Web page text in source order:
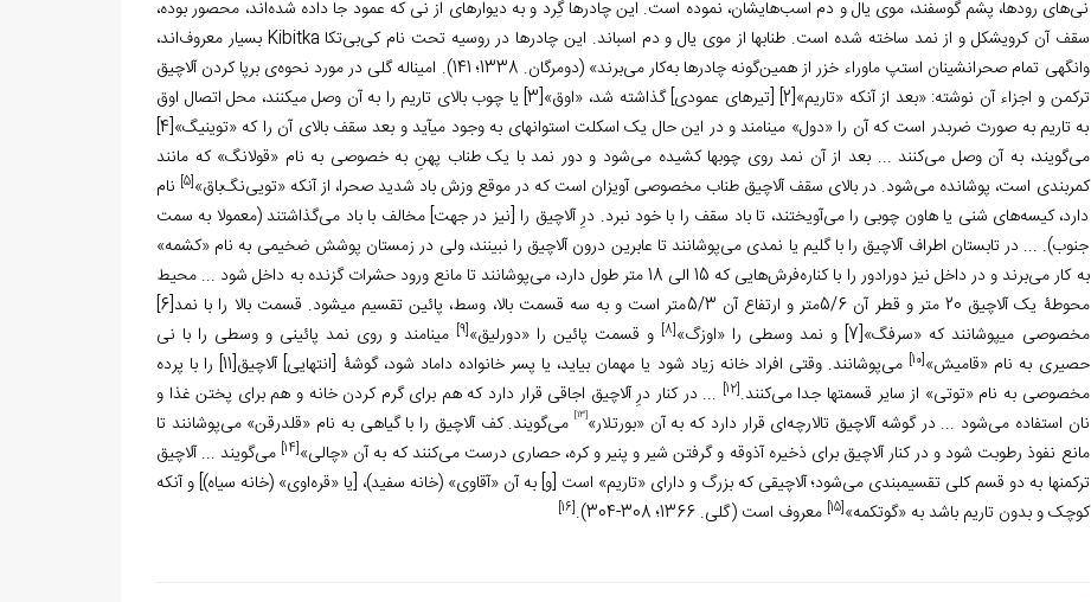
نی­‌های رودها، پشم گوسفند، موی یال و دم اسب­‌هایشان، نموده است. این چادرها گِرد و به دیواره­ای از نی که عمود جا داده شده‌­اند، محصور بوده،
سقف آن کروی­شکل و از نمد ساخته شده است. طناب­ها از موی یال و دم اسب­اند. این چادرها در روسیه تحت نام کی­‌بی­‌تکاKibitka بسیار معروف‌­اند،
وانگهی تمام صحرانشینان استپ ماوراء خزر از همین­‌گونه چادرها به­‌کار می‌­برند» (دومرگان. 1338؛ 141). امین­اله گلی در مورد نحوه‌­ی برپا کردن آلاچیق
ترکمن و اجزاء آن نوشته: «بعد از آن­که «تاریم»[2] [تیرهای عمودی] گذاشته شد، «اوق»[3] یا چوب بالای تاریم را به آن وصل می­کنند، محل اتصال اوق
به تاریم به صورت ضربدر است که آن را «دول» می­نامند و در این حال یک اسکلت استوانه­ای به وجود می­آید و بعد سقف بالای آن را که «توی­نیگ»[4]
می­‌گویند، به آن وصل می­‌کنند ... بعد از آن نمد روی چوب­ها کشیده می‌­شود و دور نمد با یک طناب پهنِ به ­خصوصی به نام «قولانگ» که مانند
کمربندی است، پوشانده می­‌شود. در بالای سقف آلاچیق طناب مخصوصی آویزان است که در موقع وزش باد شدید صحرا، از آن­که «تویی­‌نگ­‌باق»[5]
نام
دارد، کیسه­‌های شنی یا هاون چوبی را می­‌آویختند، تا باد سقف را با خود نبرد. درِ آلاچیق را [نیز در جهت] مخالف با باد می­‌گذاشتند (معمولا به سمت
جنوب). ... در تابستان اطراف آلاچیق را با گلیم یا نمدی می­‌پوشانند تا عابرین درون آلاچیق را نبینند، ولی در زمستان پوشش ضخیمی به نام «کشمه»
به کار می­‌برند و در داخل نیز دورادور را با کناره‌­فرش­‌هایی که 15 الی 18 متر طول دارد، می­‌پوشانند تا مانع ورود حشرات گزنده به داخل شود ... محیط
محوطۀ یک آلاچیق 20 متر و قطر آن 5/6متر و ارتفاع آن 5/3متر است و به سه قسمت بالا، وسط، پائین تقسیم می­شود. قسمت بالا را با نمد
[6]
مخصوصی می­پوشانند که «سرفگ»[7] و نمد وسطی را «اوزگ»[8] و قسمت پائین را «دورلیق»[9]
می­نامند و روی نمد پائینی و وسطی را با نی
حصیری به نام «قامیش»[10] می‌­پوشانند. وقتی افراد خانه زیاد شود یا مهمان بیاید، یا پسر خانواده داماد شود، گوشۀ [انتهایی] آلاچیق[11] را با پرده
مخصوصی به نام «توتی» از سایر قسمت­ها جدا می‌­کنند.[12]
... در کنار درِ آلاچیق اجاقی قرار دارد که هم برای گرم کردن خانه و هم برای پختن غذا و
نان استفاده می­‌شود ... در گوشه آلاچیق تالارچه‌­ای قرار دارد که به آن «بورتلار»[13]
می­‌گویند. کف آلاچیق را با گیاهی به نام «قلدرقن» می‌­پوشانند تا
مانع نفوذ رطوبت شود و در کنار آلاچیق برای ذخیره آذوقه و گرفتن شیر و پنیر و کره، حصاری درست می‌­کنند که به آن «چالی»[14]
می­‌گویند ... آلاچیق
ترکمن­ها به دو قسم کلی تقسیم­بندی می­‌شود؛ آلاچیقی که بزرگ و دارای «تاریم» است [و] به آن «آق­اوی» (خانه سفید)، [یا «قره­‌اوی» (خانه سیاه)] و آن­که
کوچک و بدون تاریم باشد به «گوتکمه»[15] معروف است (گلی. 1366؛ 308-304). [16]